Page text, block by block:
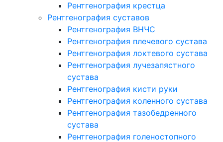
Рентгенография крестца
Рентгенография суставов
Рентгенография ВНЧС
Рентгенография плечевого сустава
Рентгенография локтевого сустава
Рентгенография лучезапястного
сустава
Рентгенография кисти руки
Рентгенография коленного сустава
Рентгенография тазобедренного
сустава
Рентгенография голеностопного